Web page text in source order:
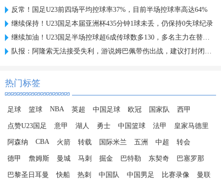
反常！国足U23前四场平均控球率37%，目前半场控球率高达64%
继续保持！U23国足本届亚洲杯435分钟1球未丢，仍保持0失球纪录
继续加油！U23国足半场控球超6成传球数多130，多名主力在替补席
队报：阿隆索无法接受失利，游说姆巴佩带伤出战，建议打封闭被拒
热门标签
足球 篮球 NBA 英超 中国足球 欧冠 国家队 西甲
点赞U23国足 意甲 湖人 勇士 中国篮球 法甲 皇家马德里
阿森纳 CBA 火箭 转载 国际米兰 五洲 中超 转会
德甲 詹姆斯 曼城 马刺 掘金 巴特勒 东契奇 巴塞罗那
巴黎圣日耳曼 快船 热刺 中国队 中国男足 比赛录像 曼联